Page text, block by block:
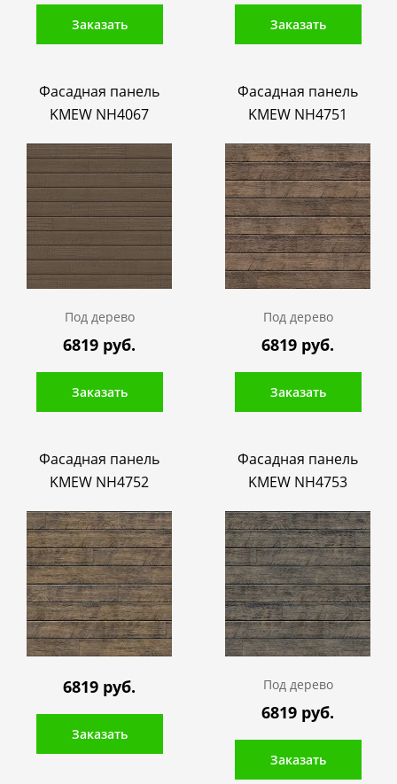
Заказать Заказать
Фасадная панель
KMEW NH4067
Под дерево
6819 руб.
Заказать
Фасадная панель
KMEW NH4751
Под дерево
6819 руб.
Заказать
Фасадная панель
KMEW NH4752
6819 руб.
Заказать
Фасадная панель
KMEW NH4753
Под дерево
6819 руб.
Заказать